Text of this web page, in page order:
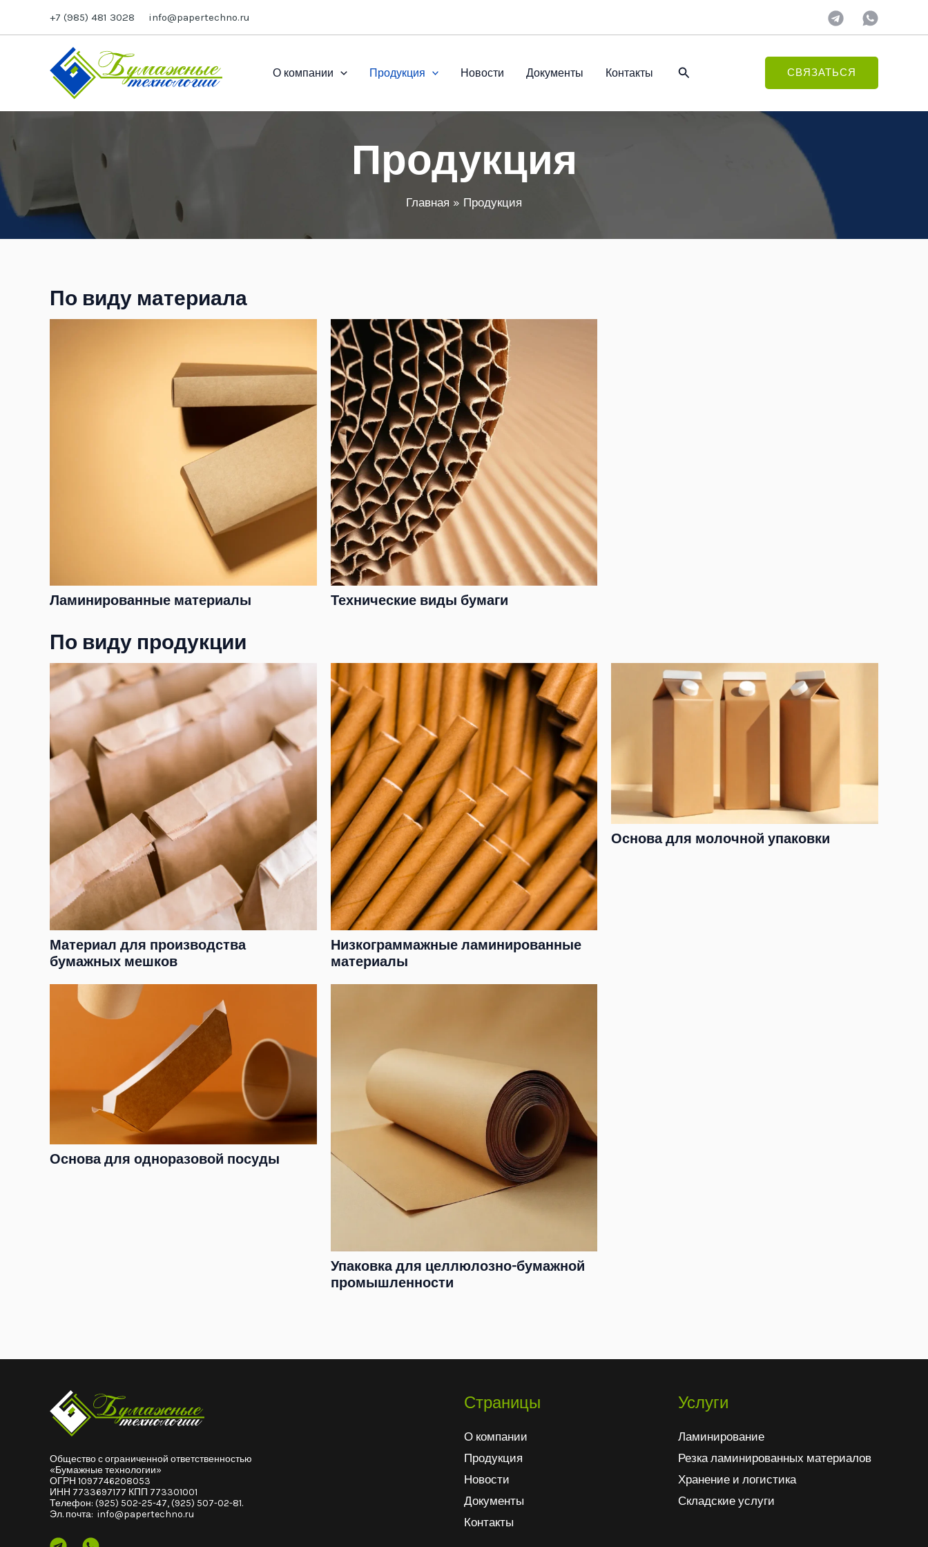
к
содержимому
+7 (985) 481 3028 info@papertechno.ru
О компании Продукция Новости Документы Контакты Поиск СВЯЗАТЬСЯ
Продукция
Главная Продукция
По виду материала
Ламинированные материалы Технические виды бумаги
По виду продукции
Материал для производства
бумажных мешков
Низкограммажные ламинированные
материалы
Основа для молочной упаковки
Основа для одноразовой посуды
Упаковка для целлюлозно-бумажной
промышленности
Общество с ограниченной ответственностью
«Бумажные технологии»
ОГРН 1097746208053
ИНН 7733697177 КПП 773301001
Телефон: (925) 502-25-47,(925) 507-02-81.
Эл. почта: info@papertechno.ru
Страницы
О компании
Продукция
Новости
Документы
Контакты
Услуги
Ламинирование
Резка ламинированных материалов
Хранение и логистика
Складские услуги